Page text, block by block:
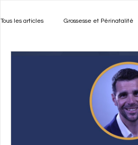
Tous les articles Grossesse et Périnatalité
Bien-être Développement de l’Enfant